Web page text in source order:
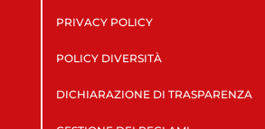
PRIVACY POLICY
POLICY DIVERSITÀ
DICHIARAZIONE DI TRASPARENZA